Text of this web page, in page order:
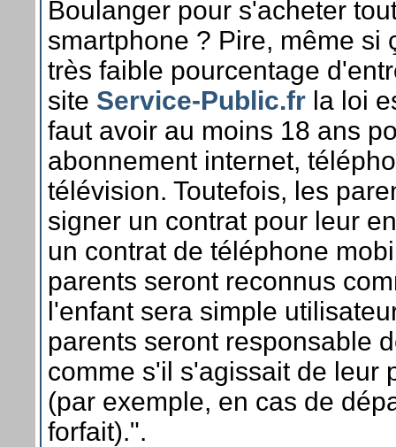
Boulanger pour s'acheter
smartphone ? Pire, même si
très faible pourcentage
site Service-Public.fr la loi
faut avoir au moins 18 ans
abonnement internet,
télévision. Toutefois, les
signer un contrat pour leur
un contrat de téléphone
parents seront reconnus
l'enfant sera simple
parents seront responsable
comme s'il s'agissait de leur
(par exemple, en cas de
forfait).".